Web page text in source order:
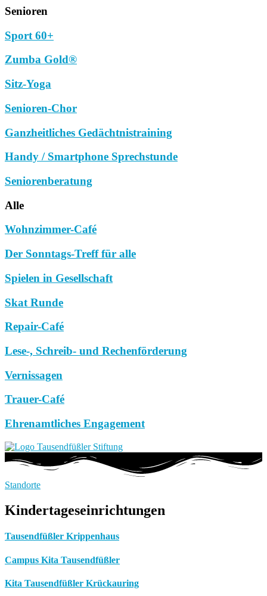
Senioren
Sport 60+
Zumba Gold®
Sitz-Yoga
Senioren-Chor
Ganzheitliches Gedächtnistraining
Handy / Smartphone Sprechstunde
Seniorenberatung
Alle
Wohnzimmer-Café
Der Sonntags-Treff für alle
Spielen in Gesellschaft
Skat Runde
Repair-Café
Lese-, Schreib- und Rechenförderung
Vernissagen
Trauer-Café
Ehrenamtliches Engagement
Standorte
Kindertageseinrichtungen
Tausendfüßler Krippenhaus
Campus Kita Tausendfüßler
Kita Tausendfüßler Krückauring